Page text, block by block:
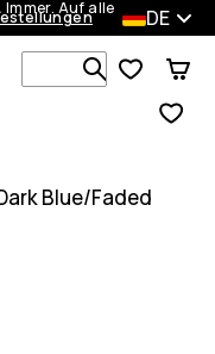
Immer. Auf alle
DE
Blue/Faded